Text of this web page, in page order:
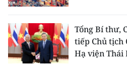
Đồng bằng sông Cửu Long
Chuyên trang Hà Nội
Tổng Bí thư,
tiếp Chủ tịch
Hạ viện Thái